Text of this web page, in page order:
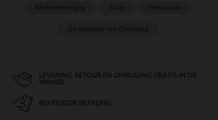
LEVERING, RETOUR EN OMRUILING GRATIS IN DE
WINKEL
BEVEILIGDE BETALING